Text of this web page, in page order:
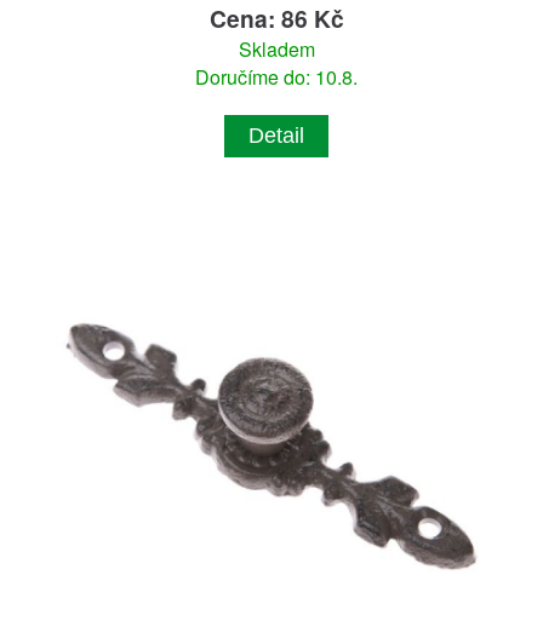
Cena: 86 Kč
Skladem
Doručíme do: 10.8.
Detail